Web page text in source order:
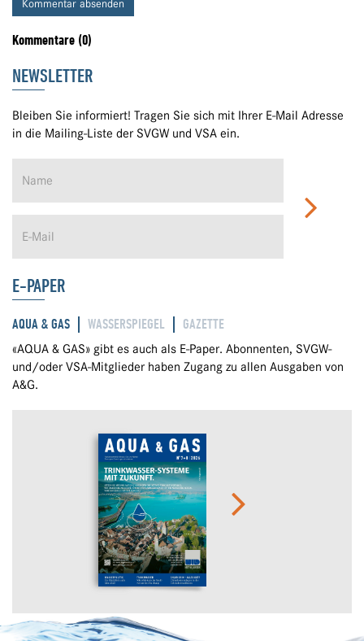
Kommentar absenden
Kommentare (0)
NEWSLETTER
Bleiben Sie informiert! Tragen Sie sich mit Ihrer E-Mail Adresse
in die Mailing-Liste der SVGW und VSA ein.
E-PAPER
AQUA & GAS WASSERSPIEGEL GAZETTE
«AQUA & GAS» gibt es auch als E-Paper. Abonnenten, SVGW-
und/oder VSA-Mitglieder haben Zugang zu allen Ausgaben von
A&G.